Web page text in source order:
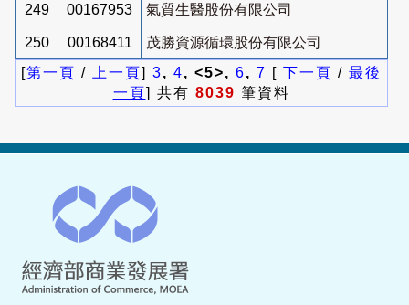
249 00167953 氣質生醫股份有限公司
250 00168411
茂勝資源循環股份有限公司
[第一頁 / 上一頁] 3, 4, <5>, 6, 7 [ 下一頁 / 最後
一頁] 共有 8039 筆資料